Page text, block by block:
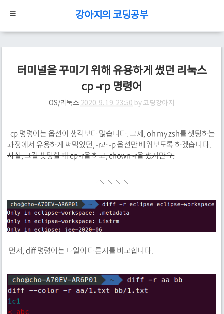
강아지의 코딩공부
터미널을 꾸미기 위해 유용하게 썼던 리눅스
cp -rp 명령어
OS/리눅스 2020. 9. 19. 23:50 by코딩강아지
cp 명령어는 옵션이 생각보다 많습니다. 그제, oh my zsh를 셋팅하는
과정에서 유용하게 써먹었던, -r과 -p 옵션만 배워보도록 하겠습니다.
사실, 그걸 셋팅할 때 cp -r을 하고, chown -r을 썼지만요.
먼저, diff 명령어는 파일이 다른지를 비교합니다.